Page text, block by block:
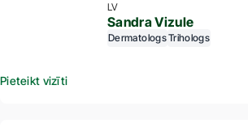
LV
Sandra Vizule
DermatologsTrihologs
Pieteikt vizīti